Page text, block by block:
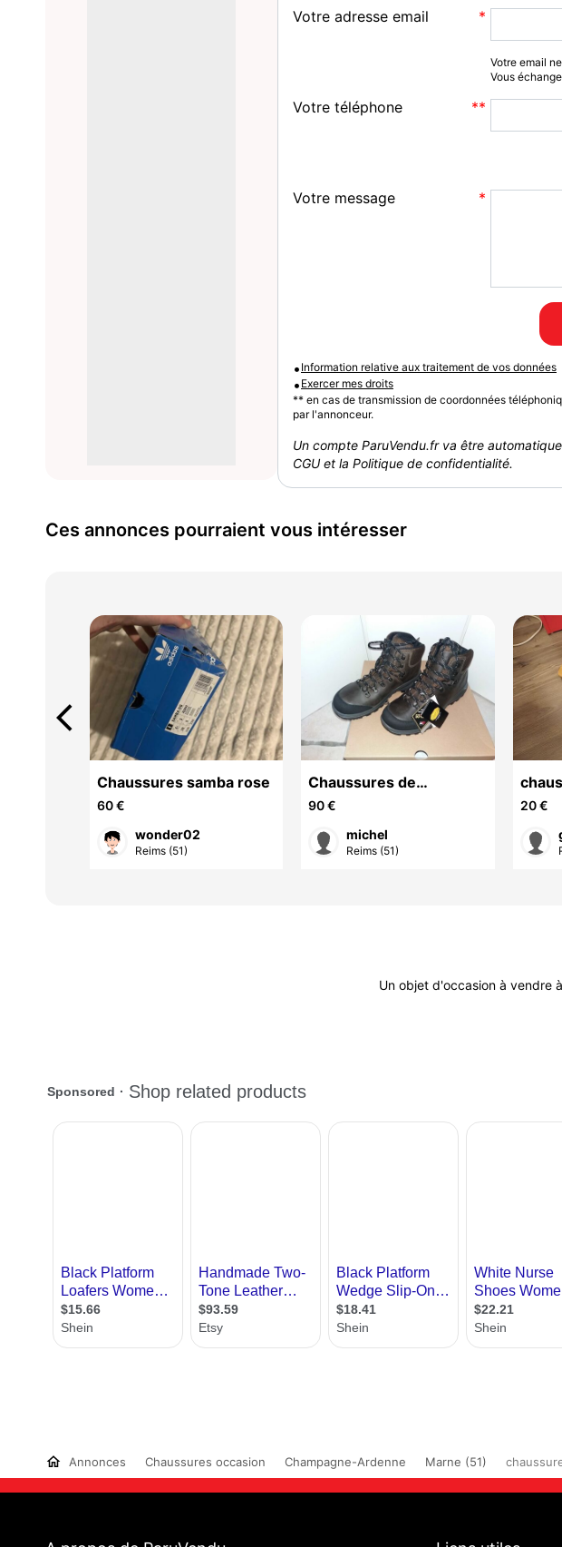
Votre adresse email
Votre email
Vous
Votre téléphone
Votre message
• Information relative aux traitement de vos données
• Exercer mes droits
** en cas de transmission de coordonnées
par l'annonceur.
Un compte ParuVendu.fr va être
CGU et la Politique de confidentialité.
Ces annonces pourraient vous intéresser
Chaussures samba rose
60 €
wonder02
Reims (51)
Chaussures de
randonnée Garmont,
Pointure 41, neuves,
90 €
michel
Reims (51)
20 €
arrow_back_ios
Un objet d'occasion à vendre à
Annonces Chaussures occasion Champagne-Ardenne Marne (51)